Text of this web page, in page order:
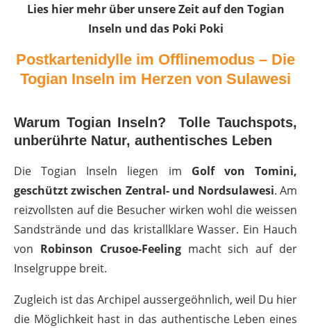
Lies hier mehr über unsere Zeit auf den Togian
Inseln und das Poki Poki
Postkartenidylle im Offlinemodus – Die
Togian Inseln im Herzen von Sulawesi
Warum Togian Inseln?
Tolle Tauchspots,
unberührte Natur, authentisches Leben
Die Togian Inseln liegen im Golf von Tomini,
geschützt zwischen Zentral- und Nordsulawesi. Am
reizvollsten auf die Besucher wirken wohl die weissen
Sandstrände und das kristallklare Wasser. Ein Hauch
von Robinson Crusoe-Feelingmacht sich auf der
Inselgruppe breit.
Zugleich ist das Archipel aussergeöhnlich, weil Du hier
die Möglichkeit hast in das authentische Leben eines